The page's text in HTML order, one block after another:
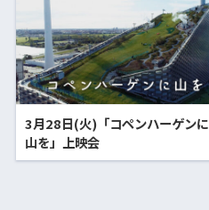
3月28日(火)「コペンハーゲンに
山を」上映会